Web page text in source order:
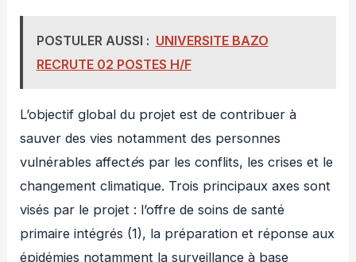
POSTULER AUSSI : UNIVERSITE BAZO
RECRUTE 02 POSTES H/F
L’objectif global du projet est de contribuer à
sauver des vies notamment des personnes
vulnérables affectés par les conflits, les crises et le
changement climatique. Trois principaux axes sont
visés par le projet : l’offre de soins de santé
primaire intégrés (1), la préparation et réponse aux
épidémies notamment la surveillance à base